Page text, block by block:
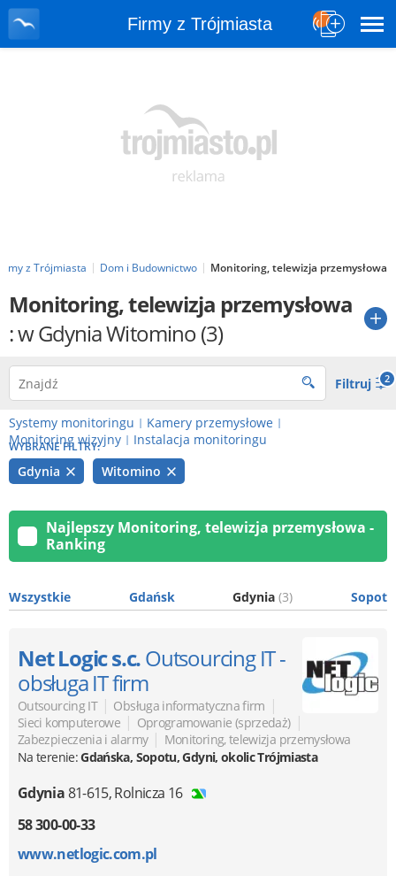
Firmy z Trójmiasta
z Trójmiasta Dom i Budownictwo Monitoring, telewizja przemysłowa
Monitoring, telewizja przemysłowa
: w Gdynia Witomino(3)
Filtruj 2
Systemy monitoringu | Kamery przemysłowe |
Monitoring wizyjny | Instalacja monitoringu
WYBRANE FILTRY:
Gdynia Witomino
Najlepszy Monitoring, telewizja przemysłowa -
Ranking
Wszystkie Gdańsk Gdynia(3) Sopot
Net Logic s.c.Outsourcing IT -
obsługa IT firm
Outsourcing IT | Obsługa informatyczna firm |
Sieci komputerowe | Oprogramowanie (sprzedaż) |
Zabezpieczenia i alarmy | Monitoring, telewizja przemysłowa
Na terenie:Gdańska, Sopotu, Gdyni, okolic Trójmiasta
Gdynia81-615,Rolnicza 16
58 300-00-33
www.netlogic.com.pl